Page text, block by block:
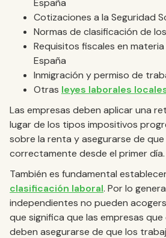
Cotizaciones a la Seguridad
Normas de clasificación de
Requisitos fiscales en
España
Inmigración y permiso de
Otras leyes laborales
Las empresas deben aplicar una
lugar de los tipos impositivos
sobre la renta y asegurarse de que
correctamente desde el primer día.
También es fundamental
clasificación laboral. Por lo
independientes no pueden
que significa que las empresas
deben asegurarse de que los